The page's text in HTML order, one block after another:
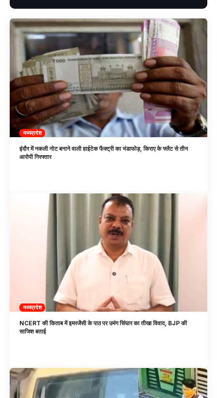
मध्यप्रदेश
इंदौर में नकली नोट बनाने वाली हाईटेक फैक्ट्री का भंडाफोड़, किराए के फ्लैट से तीन
आरोपी गिरफ्तार
मध्यप्रदेश
NCERT की किताब में इमरजेंसी के पाठ पर उमंग सिंघार का तीखा विवाद, BJP की
साजिश बताई